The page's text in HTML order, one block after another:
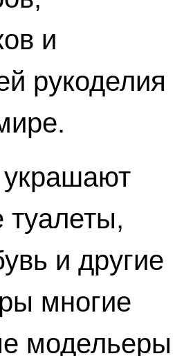
и
рукоделия
туалеты,
и другие
многие
модельеры